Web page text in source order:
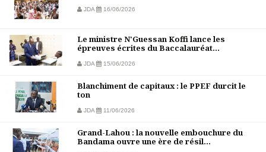
JDA 16/06/2026
Le ministre N'Guessan Koffi lance les
épreuves écrites du Baccalauréat...
JDA 15/06/2026
Blanchiment de capitaux : le PPEF durcit le
ton
JDA 11/06/2026
Grand-Lahou : la nouvelle embouchure du
Bandama ouvre une ère de résil...